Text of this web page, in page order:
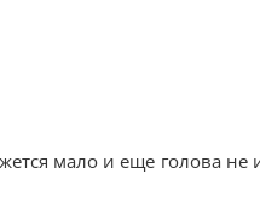
мало и еще голова не